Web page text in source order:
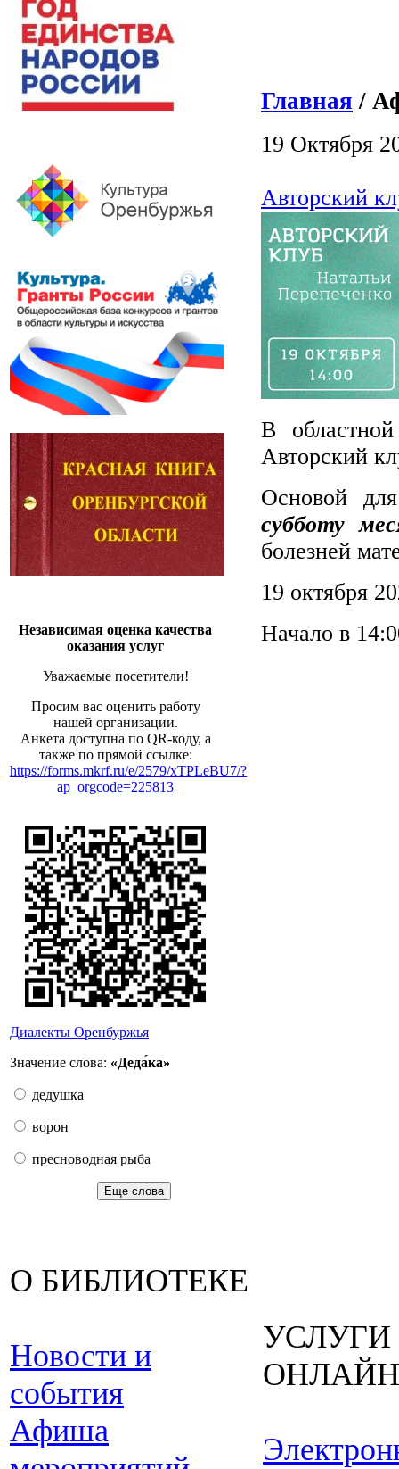
Независимая оценка качества
оказания услуг
Уважаемые посетители!
Просим вас оценить работу
нашей организации.
Анкета доступна по QR-коду, а
также по прямой ссылке:
https://forms.mkrf.ru/e/2579/xTPLeBU7/?
ap_orgcode=225813
Диалекты Оренбуржья
Значение слова: «Деда́ка»
дедушка
ворон
пресноводная рыба
Еще слова
Главная /
19 Октября
Авторский
В
Авторский
Основой
субботу
болезней
19 октября
Начало в
О БИБЛИОТЕКЕ
Новости и
события
Афиша
УСЛУГИ
ОНЛАЙН